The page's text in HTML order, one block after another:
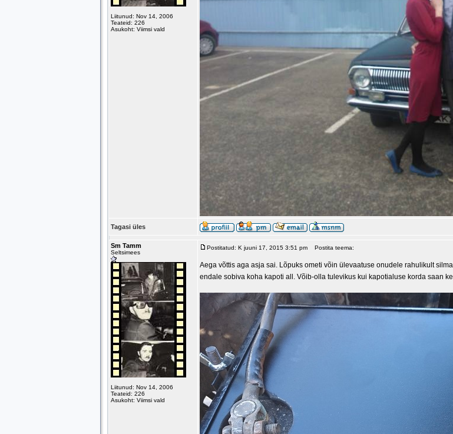
Liitunud: Nov 14, 2006
Teateid: 226
Asukoht: Viimsi vald
Tagasi üles
Sm Tamm
Seltsimees
Liitunud: Nov 14, 2006
Teateid: 226
Asukoht: Viimsi vald
Postitatud: K juuni 17, 2015 3:51 pm Postita teema:
Aega võttis aga asja sai. Lõpuks ometi võin ülevaatuse onudele rahulikult
endale sobiva koha kapoti all. Võib-olla tulevikus kui kapotialuse korda saan